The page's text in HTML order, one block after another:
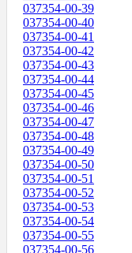
037354-00-39
037354-00-40
037354-00-41
037354-00-42
037354-00-43
037354-00-44
037354-00-45
037354-00-46
037354-00-47
037354-00-48
037354-00-49
037354-00-50
037354-00-51
037354-00-52
037354-00-53
037354-00-54
037354-00-55
037354-00-56